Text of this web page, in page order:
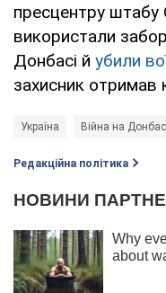
пресцентру штабу
використали
Донбасі й убили
захисник отримав
Україна Війна на
Редакційна політика